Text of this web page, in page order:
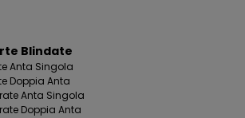
Blindate
Anta Singola
Doppia Anta
Anta Singola
Doppia Anta